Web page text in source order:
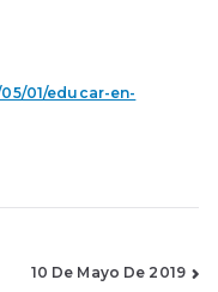
01/educar-en-
10 De Mayo De 2019